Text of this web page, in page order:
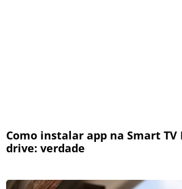
Como instalar app na Smart TV
drive: verdade